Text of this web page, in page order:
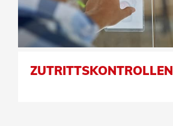
ZUTRITTSKONTROLLEN